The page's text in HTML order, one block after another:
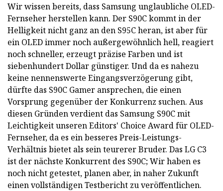
Wir wissen bereits, dass Samsung unglaubliche OLED-
Fernseher herstellen kann. Der S90C kommt in der
Helligkeit nicht ganz an den S95C heran, ist aber für
ein OLED immer noch außergewöhnlich hell, reagiert
noch schneller, erzeugt präzise Farben und ist
siebenhundert Dollar günstiger. Und da es nahezu
keine nennenswerte Eingangsverzögerung gibt,
dürfte das S90C Gamer ansprechen, die einen
Vorsprung gegenüber der Konkurrenz suchen. Aus
diesen Gründen verdient das Samsung S90C mit
Leichtigkeit unseren Editors' Choice Award für OLED-
Fernseher, da es ein besseres Preis-Leistungs-
Verhältnis bietet als sein teurerer Bruder. Das LG C3
ist der nächste Konkurrent des S90C; Wir haben es
noch nicht getestet, planen aber, in naher Zukunft
einen vollständigen Testbericht zu veröffentlichen.